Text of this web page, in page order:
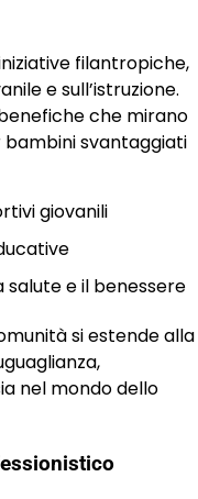
filantropiche,
e sull’istruzione.
che mirano
svantaggiati
giovanili
e il benessere
si estende alla
nel mondo dello